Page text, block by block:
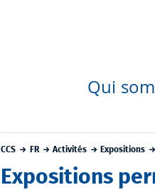
Qui
CCS FR Activités Expositions
Expositions